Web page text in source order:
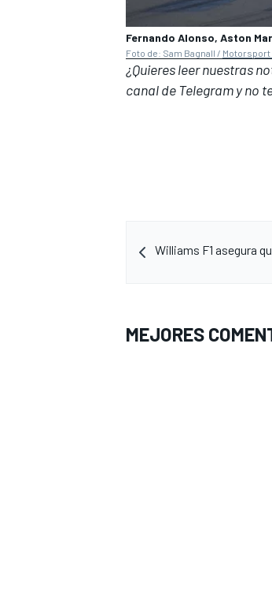
Fernando Alonso, Aston
Foto de: Sam Bagnall / Motorsport
¿Quieres leer nuestras
canal de Telegramy no
Williams F1 asegura
MEJORES